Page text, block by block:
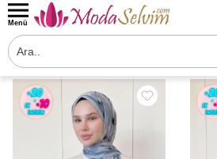
Menü